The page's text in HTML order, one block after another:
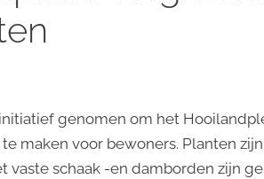
genomen om het
maken voor bewoners. Planten
vaste schaak -en damborden zijn